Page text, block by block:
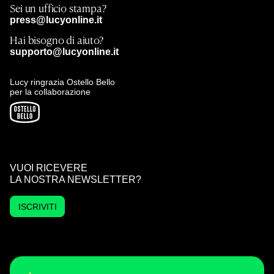
Sei un ufficio stampa?
press@lucyonline.it
Hai bisogno di aiuto?
supporto@lucyonline.it
Lucy ringrazia Ostello Bello
per la collaborazione
VUOI RICEVERE
LA NOSTRA NEWSLETTER?
ISCRIVITI